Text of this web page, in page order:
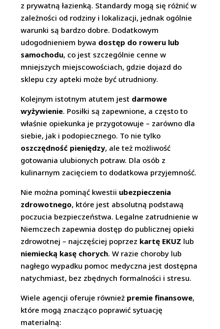
z prywatną łazienką. Standardy mogą się różnić w
zależności od rodziny i lokalizacji, jednak ogólnie
warunki są bardzo dobre. Dodatkowym
udogodnieniem bywa dostęp do roweru lub
samochodu, co jest szczególnie cenne w
mniejszych miejscowościach, gdzie dojazd do
sklepu czy apteki może być utrudniony.
Kolejnym istotnym atutem jest darmowe
wyżywienie. Posiłki są zapewnione, a często to
właśnie opiekunka je przygotowuje – zarówno dla
siebie, jak i podopiecznego. To nie tylko
oszczędność pieniędzy, ale też możliwość
gotowania ulubionych potraw. Dla osób z
kulinarnym zacięciem to dodatkowa przyjemność.
Nie można pominąć kwestii ubezpieczenia
zdrowotnego, które jest absolutną podstawą
poczucia bezpieczeństwa. Legalne zatrudnienie w
Niemczech zapewnia dostęp do publicznej opieki
zdrowotnej – najczęściej poprzez kartę EKUZ lub
niemiecką kasę chorych. W razie choroby lub
nagłego wypadku pomoc medyczna jest dostępna
natychmiast, bez zbędnych formalności i stresu.
Wiele agencji oferuje również premie finansowe,
które mogą znacząco poprawić sytuację
materialną: